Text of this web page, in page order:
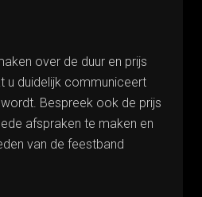
over de duur en prijs
u duidelijk communiceert
Bespreek ook de prijs
afspraken te maken en
van de feestband